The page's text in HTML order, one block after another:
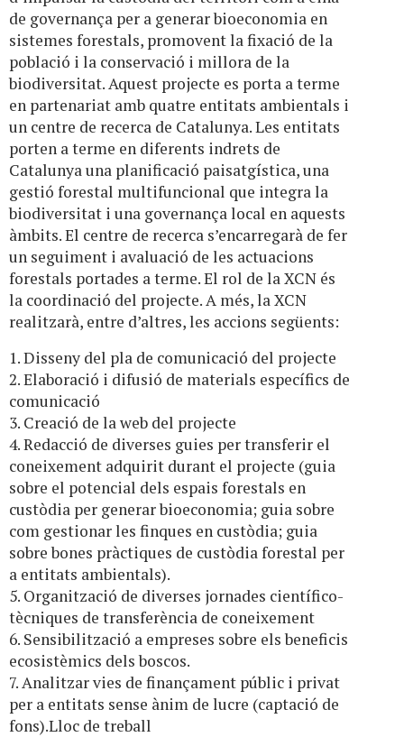
de governança per a generar bioeconomia en
sistemes forestals, promovent la fixació de la
població i la conservació i millora de la
biodiversitat. Aquest projecte es porta a terme
en partenariat amb quatre entitats ambientals i
un centre de recerca de Catalunya. Les entitats
porten a terme en diferents indrets de
Catalunya una planificació paisatgística, una
gestió forestal multifuncional que integra la
biodiversitat i una governança local en aquests
àmbits. El centre de recerca s’encarregarà de fer
un seguiment i avaluació de les actuacions
forestals portades a terme. El rol de la XCN és
la coordinació del projecte. A més, la XCN
realitzarà, entre d’altres, les accions següents:
1. Disseny del pla de comunicació del projecte
2. Elaboració i difusió de materials específics de
comunicació
3. Creació de la web del projecte
4. Redacció de diverses guies per transferir el
coneixement adquirit durant el projecte (guia
sobre el potencial dels espais forestals en
custòdia per generar bioeconomia; guia sobre
com gestionar les finques en custòdia; guia
sobre bones pràctiques de custòdia forestal per
a entitats ambientals).
5. Organització de diverses jornades científico-
tècniques de transferència de coneixement
6. Sensibilització a empreses sobre els beneficis
ecosistèmics dels boscos.
7. Analitzar vies de finançament públic i privat
per a entitats sense ànim de lucre (captació de
fons).Lloc de treball